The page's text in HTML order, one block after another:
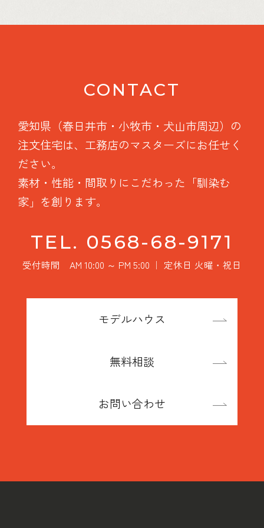
CONTACT
愛知県（春日井市・小牧市・犬山市周辺）の
注文住宅は、工務店のマスターズにお任せく
ださい。
素材・性能・間取りにこだわった「馴染む
家」を創ります。
TEL. 0568-68-9171
受付時間 AM 10:00 ～ PM 5:00 ｜ 定休日 火曜・祝日
モデルハウス
無料相談
お問い合わせ